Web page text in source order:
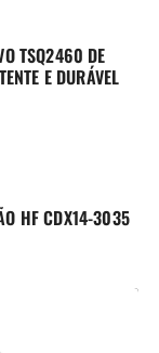
TSQ2460 DE
E DURÁVEL
HF CDX14-3035